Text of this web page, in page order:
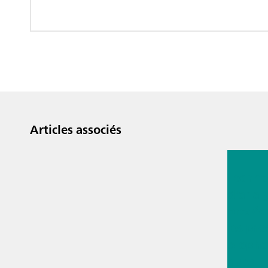
Articles associés
13 juil.